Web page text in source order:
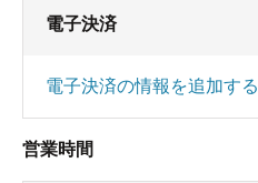
電子決済
電子決済の情報を追加する
営業時間